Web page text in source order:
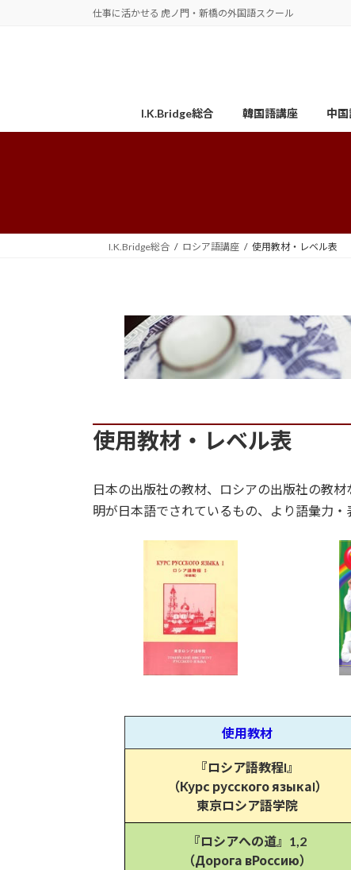
仕事に活かせる 虎ノ門・新橋の外国語スクール
I.K.Bridge総合 韓国語講座 中
I.K.Bridge総合 ロシア語講座 使用教材・レベル表
使用教材・レベル表
日本の出版社の教材、ロシアの出版社の教
明が日本語でされているもの、より語彙力
使用教材
『ロシア語教程I』
（Курс русского языкаI）
東京ロシア語学院
『ロシアへの道』1,2
（Дорога вРоссию）